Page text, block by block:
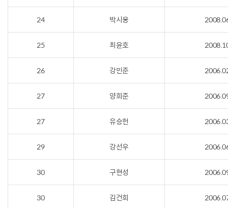
24 박시웅
25 최윤호
26 강민준
27 양희준
27 유승헌
29 강선우
30 구현성
30 김건희